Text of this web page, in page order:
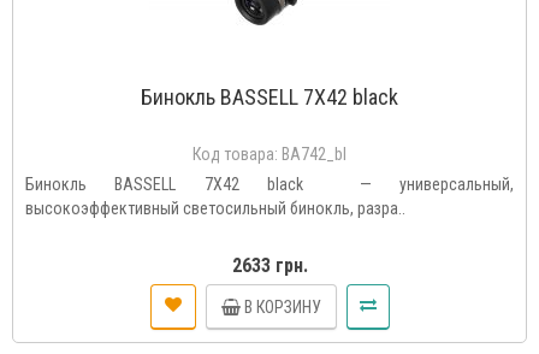
Бинокль BASSELL 7X42 black
Код товара: BA742_bl
Бинокль BASSELL 7X42 black — универсальный,
высокоэффективный светосильный бинокль, разра..
2633 грн.
В КОРЗИНУ